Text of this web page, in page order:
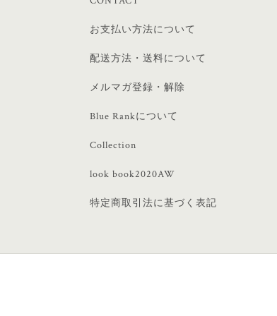
お支払い方法について
配送方法・送料について
メルマガ登録・解除
Blue Rankについて
Collection
look book2020AW
特定商取引法に基づく表記